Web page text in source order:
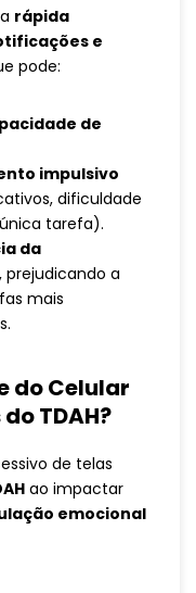
rápida
e
pode:
de
impulsivo
dificuldade
tarefa).
da
, prejudicando a
mais
do Celular
TDAH?
de telas
ao impactar
emocional